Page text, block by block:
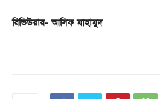
রিভিউয়ার- আসিফ মাহামুদ